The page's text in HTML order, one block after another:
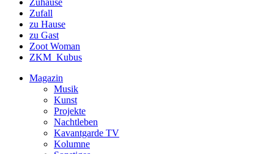
Zufall
zu Hause
zu Gast
Zoot Woman
ZKM_Kubus
Magazin
Musik
Kunst
Projekte
Nachtleben
Kavantgarde TV
Kolumne